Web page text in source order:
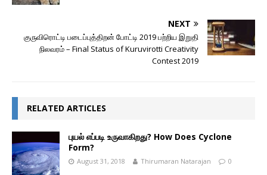
NEXT
குருவிரொட்டி படைப்புத்திறன் போட்டி 2019 பற்றிய இறுதி
நிலவரம் – Final Status of Kuruvirotti Creativity
Contest 2019
RELATED ARTICLES
புயல் எப்படி உருவாகிறது? How Does Cyclone
Form?
August 31, 2018 Thirumaran Natarajan 0